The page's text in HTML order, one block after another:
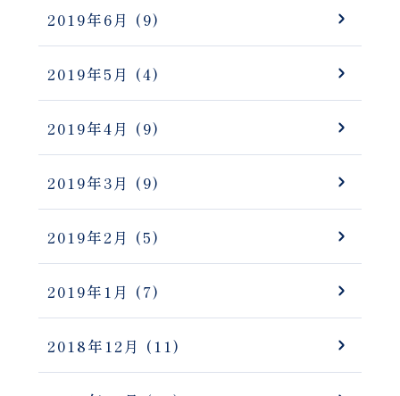
2019年6月 (9)
2019年5月 (4)
2019年4月 (9)
2019年3月 (9)
2019年2月 (5)
2019年1月 (7)
2018年12月 (11)